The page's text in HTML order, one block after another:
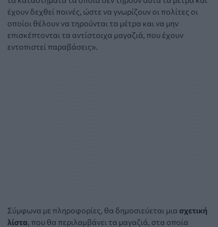
έχουν δεχθεί ποινές, ώστε να γνωρίζουν οι πολίτες οι
οποίοι θέλουν να τηρούνται τα μέτρα και να μην
επισκέπτονται τα αντίστοιχα μαγαζιά, που έχουν
εντοπιστεί παραβάσεις».
Σύμφωνα με πληροφορίες, θα δημοσιεύεται μια σχετική
λίστα , που θα περιλαμβάνει τα μαγαζιά, στα οποία